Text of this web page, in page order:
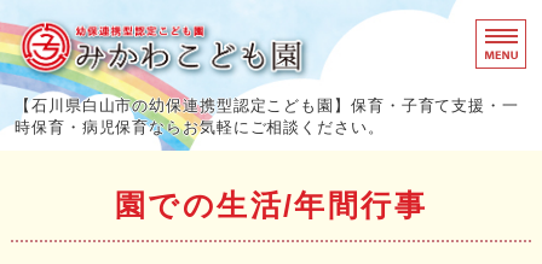
幼保連携型
【石川県白山市の幼保連携型認定こども園】保育・子育て支援・一
時保育・病児保育ならお気軽にご相談ください。
園での生活/年間行事
園での生活/年間行事